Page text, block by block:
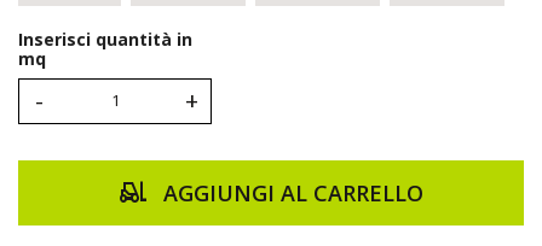
Inserisci quantità in
mq
- +
AGGIUNGI AL CARRELLO